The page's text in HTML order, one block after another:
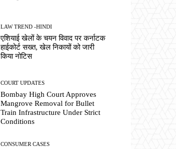
LAW TREND -HINDI
एशियाई खेलों के चयन विवाद पर कर्नाटक
हाईकोर्ट सख्त, खेल निकायों को जारी
किया नोटिस
COURT UPDATES
Bombay High Court Approves
Mangrove Removal for Bullet
Train Infrastructure Under Strict
Conditions
CONSUMER CASES